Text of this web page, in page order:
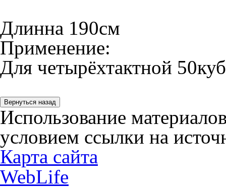
Длинна 190см
Применение:
Для четырёхтактной
Использование
условием ссылки на
Карта сайта
WebLife